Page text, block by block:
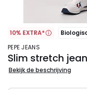
10% EXTRA*
PEPE JEANS
Slim stretch
Bekijk de beschrijving